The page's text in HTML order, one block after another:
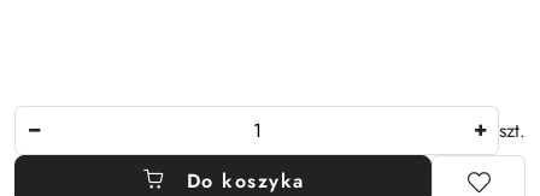
szt.
Do koszyka